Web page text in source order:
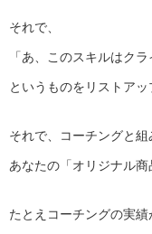
それで、
「あ、このスキルはク
というものをリストアッ
それで、コーチングと組
あなたの「オリジナル商
たとえコーチングの実績